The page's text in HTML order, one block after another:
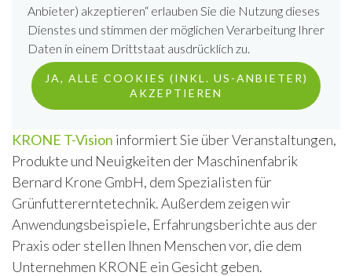
Anbieter) akzeptieren“ erlauben Sie die Nutzung dieses
Dienstes und stimmen der möglichen Verarbeitung Ihrer
Daten in einem Drittstaat ausdrücklich zu.
JA, ALLE COOKIES (INKL. US-ANBIETER)
AKZEPTIEREN
KRONE T-Vision informiert Sie über Veranstaltungen,
Produkte und Neuigkeiten der Maschinenfabrik
Bernard Krone GmbH, dem Spezialisten für
Grünfuttererntetechnik. Außerdem zeigen wir
Anwendungsbeispiele, Erfahrungsberichte aus der
Praxis oder stellen Ihnen Menschen vor, die dem
Unternehmen KRONE ein Gesicht geben.